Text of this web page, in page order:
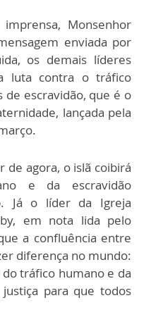
Monsenhor
enviada por
os demais líderes
luta contra o tráfico
de escravidão, que é o
lançada pela
agora, o islã coibirá
e da escravidão
Já o líder da Igreja
em nota lida pelo
a confluência entre
diferença no mundo:
tráfico humano e da
para que todos